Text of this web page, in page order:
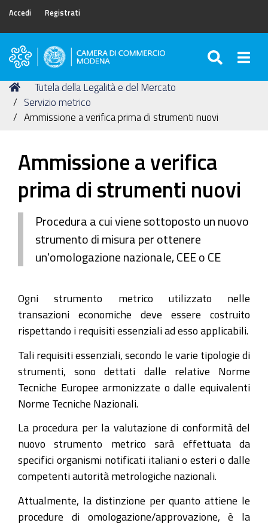
Accedi Registrati
Camera
Commercio
di
Modena
Tu
sei
qui:
Home
Tutela della Legalità e del Mercato
Servizio metrico
Ammissione a verifica prima di strumenti nuovi
Ammissione a verifica
prima di strumenti nuovi
Procedura a cui viene sottoposto un nuovo
strumento di misura per ottenere
un'omologazione nazionale, CEE o CE
Ogni strumento metrico utilizzato nelle
transazioni economiche deve essere costruito
rispettando i requisiti essenziali ad esso applicabili.
Tali requisiti essenziali, secondo le varie tipologie di
strumenti, sono dettati dalle relative Norme
Tecniche Europee armonizzate o dalle equivalenti
Norme Tecniche Nazionali.
La procedura per la valutazione di conformità del
nuovo strumento metrico sarà effettuata da
specifici organismi notificati italiani o esteri o dalle
competenti autorità metrologiche nazionali.
Attualmente, la distinzione per quanto attiene le
procedure di omologazione/approvazione, è la